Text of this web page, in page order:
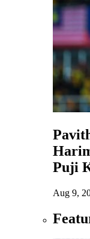
Puji
Aug 9,